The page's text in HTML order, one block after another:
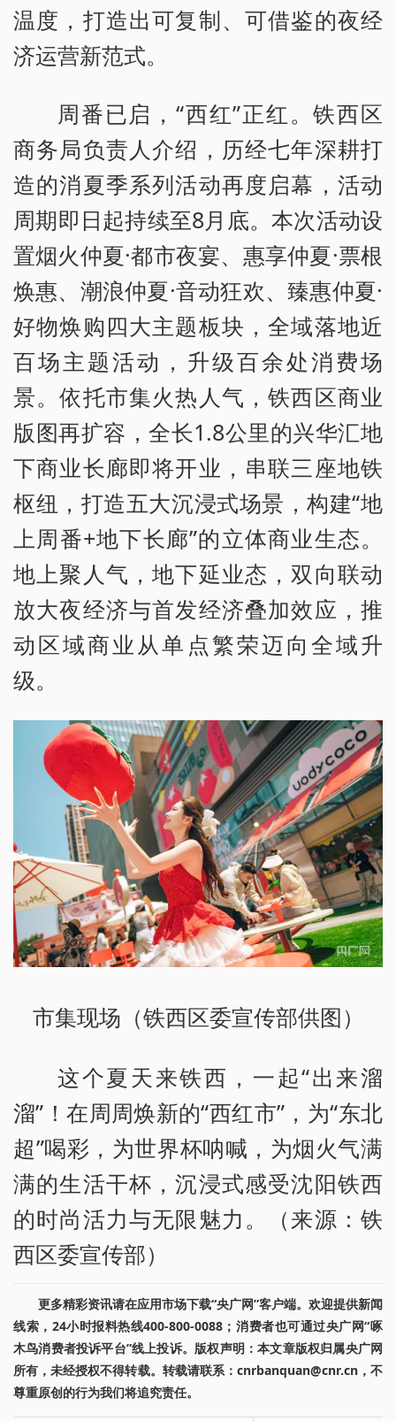
温度，打造出可复制、可借鉴的夜经
济运营新范式。
周番已启，“西红”正红。铁西区
商务局负责人介绍，历经七年深耕打
造的消夏季系列活动再度启幕，活动
周期即日起持续至8月底。本次活动设
置烟火仲夏·都市夜宴、惠享仲夏·票根
焕惠、潮浪仲夏·音动狂欢、臻惠仲夏·
好物焕购四大主题板块，全域落地近
百场主题活动，升级百余处消费场
景。依托市集火热人气，铁西区商业
版图再扩容，全长1.8公里的兴华汇地
下商业长廊即将开业，串联三座地铁
枢纽，打造五大沉浸式场景，构建“地
上周番+地下长廊”的立体商业生态。
地上聚人气，地下延业态，双向联动
放大夜经济与首发经济叠加效应，推
动区域商业从单点繁荣迈向全域升
级。
市集现场（铁西区委宣传部供图）
这个夏天来铁西，一起“出来溜
溜”！在周周焕新的“西红市”，为“东北
超”喝彩，为世界杯呐喊，为烟火气满
满的生活干杯，沉浸式感受沈阳铁西
的时尚活力与无限魅力。（来源：铁
西区委宣传部）
更多精彩资讯请在应用市场下载“央广网”客户端。欢迎提供新闻
线索，24小时报料热线400-800-0088；消费者也可通过央广网“啄
木鸟消费者投诉平台”线上投诉。版权声明：本文章版权归属央广网
所有，未经授权不得转载。转载请联系：cnrbanquan@cnr.cn，不
尊重原创的行为我们将追究责任。